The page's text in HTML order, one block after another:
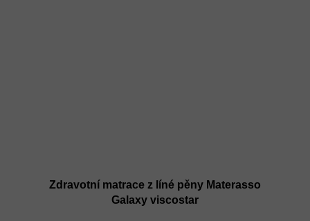
Zdravotní matrace z líné pěny Materasso
Galaxy viscostar